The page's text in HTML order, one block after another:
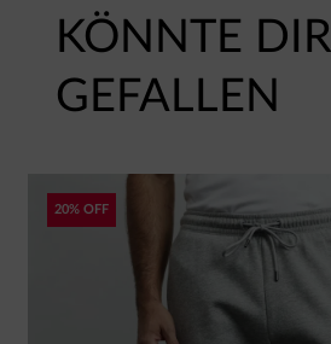
KÖNNTE DIR
GEFALLEN
20% OFF